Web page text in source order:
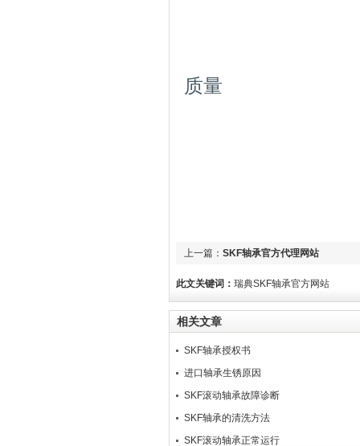
质量
上一篇： SKF轴承官方代理网站
此文关键词： 瑞典SKF轴承官方网站
相关文章
SKF轴承授权书
进口轴承生锈原因
SKF滚动轴承故障诊断
SKF轴承的清洗方法
SK​F滚动轴承正常运行